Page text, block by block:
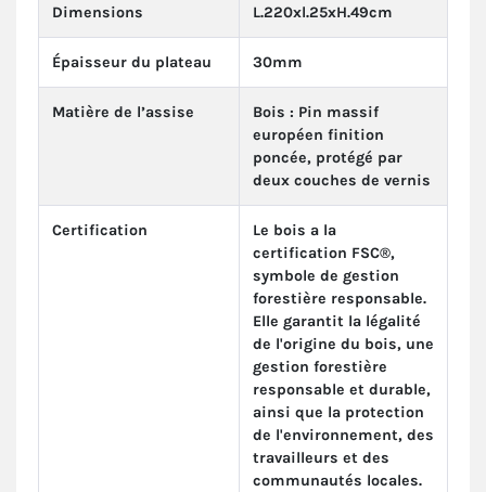
Dimensions L.220xl.25xH.49cm
Épaisseur du plateau 30mm
Matière de l’assise
Bois : Pin massif
européen finition
poncée, protégé par
deux couches de vernis
Certification
Le bois a la
certification FSC®,
symbole de gestion
forestière responsable.
Elle garantit la légalité
de l'origine du bois, une
gestion forestière
responsable et durable,
ainsi que la protection
de l'environnement, des
travailleurs et des
communautés locales.